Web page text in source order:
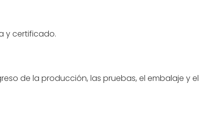
y certificado.
de la producción, las pruebas, el embalaje y el